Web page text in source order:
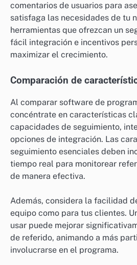
comentarios de usuarios para
satisfaga las necesidades de tu
herramientas que ofrezcan un
fácil integración e incentivos
maximizar el crecimiento.
Comparación de
Al comparar software de
concéntrate en características
capacidades de seguimiento,
opciones de integración. Las
seguimiento esenciales deben
tiempo real para monitorear
de manera efectiva.
Además, considera la facilidad
equipo como para tus clientes.
usar puede mejorar
de referido, animando a más
involucrarse en el programa.